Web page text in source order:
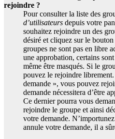
rejoindre ?
Pour consulter la liste des
d’utilisateurs depuis votre
souhaitez rejoindre un des
désiré et cliquez sur le
groupes ne sont pas en libre
une approbation, certains
même être masqués. Si le
pouvez le rejoindre
demande », vous pouvez
demande nécessitera d’être
Ce dernier pourra vous
rejoindre le groupe et ainsi
votre demande.
annule votre demande, il a